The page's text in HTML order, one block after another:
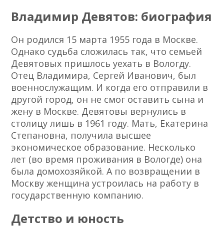
Владимир Девятов: биография
Он родился 15 марта 1955 года в Москве.
Однако судьба сложилась так, что семьей
Девятовых пришлось уехать в Вологду.
Отец Владимира, Сергей Иванович, был
военнослужащим. И когда его отправили в
другой город, он не смог оставить сына и
жену в Москве. Девятовы вернулись в
столицу лишь в 1961 году. Мать, Екатерина
Степановна, получила высшее
экономическое образование. Несколько
лет (во время проживания в Вологде) она
была домохозяйкой. А по возвращении в
Москву женщина устроилась на работу в
государственную компанию.
Детство и юность